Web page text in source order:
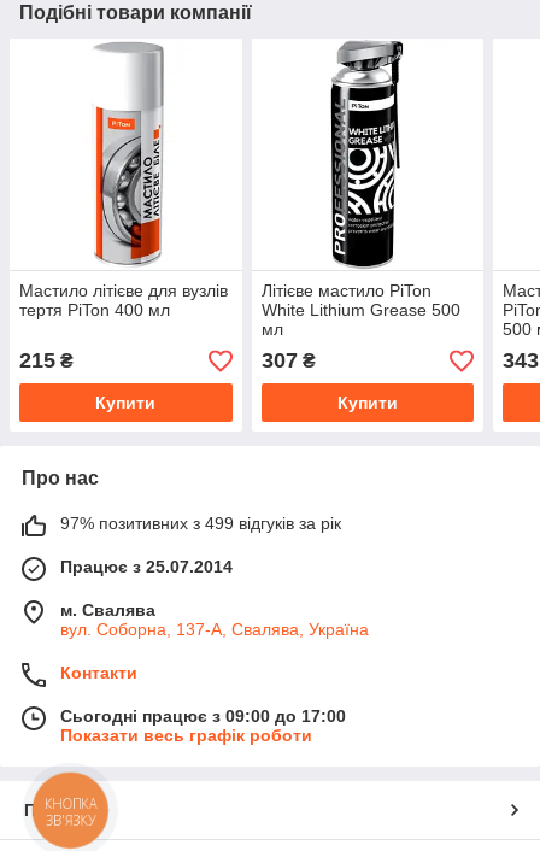
Подібні товари компанії
Мастило літієве для вузлів
тертя PiTon 400 мл
215 ₴
Купити
Літієве мастило PiTon
White Lithium Grease 500
мл
307₴
Купити
500
343
Про нас
97% позитивних з 499 відгуків за рік
Працює з 25.07.2014
м. Свалява
вул. Соборна, 137-А, Свалява, Україна
Контакти
Сьогодні працює з 09:00 до 17:00
Показати весь графік роботи
Про нас
КНОПКА
ЗВ'ЯЗКУ